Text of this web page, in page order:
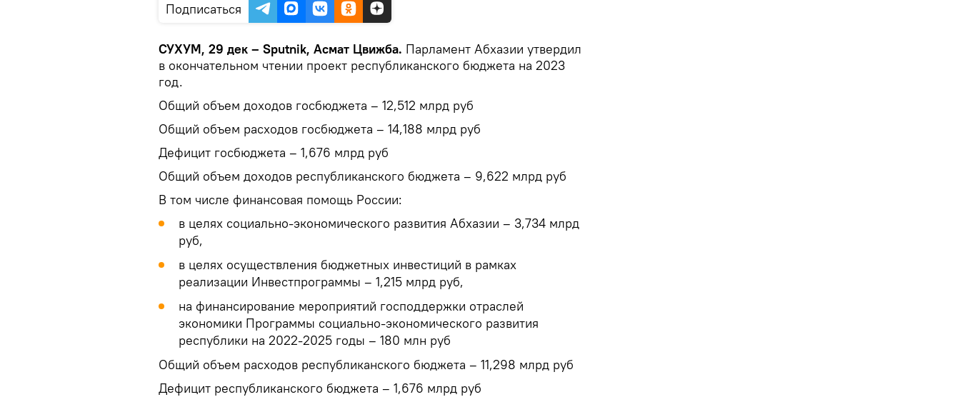
Подписаться
СУХУМ, 29 дек – Sputnik, Асмат Цвижба. Парламент Абхазии утвердил
в окончательном чтении проект республиканского бюджета на 2023
год.
Общий объем доходов госбюджета – 12,512 млрд руб
Общий объем расходов госбюджета – 14,188 млрд руб
Дефицит госбюджета – 1,676 млрд руб
Общий объем доходов республиканского бюджета – 9,622 млрд руб
В том числе финансовая помощь России:
в целях социально-экономического развития Абхазии – 3,734 млрд
руб,
в целях осуществления бюджетных инвестиций в рамках
реализации Инвестпрограммы – 1,215 млрд руб,
на финансирование мероприятий господдержки отраслей
экономики Программы социально-экономического развития
республики на 2022-2025 годы – 180 млн руб
Общий объем расходов республиканского бюджета – 11,298 млрд руб
Дефицит республиканского бюджета – 1,676 млрд руб